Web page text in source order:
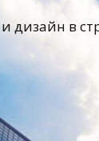
дизайн в